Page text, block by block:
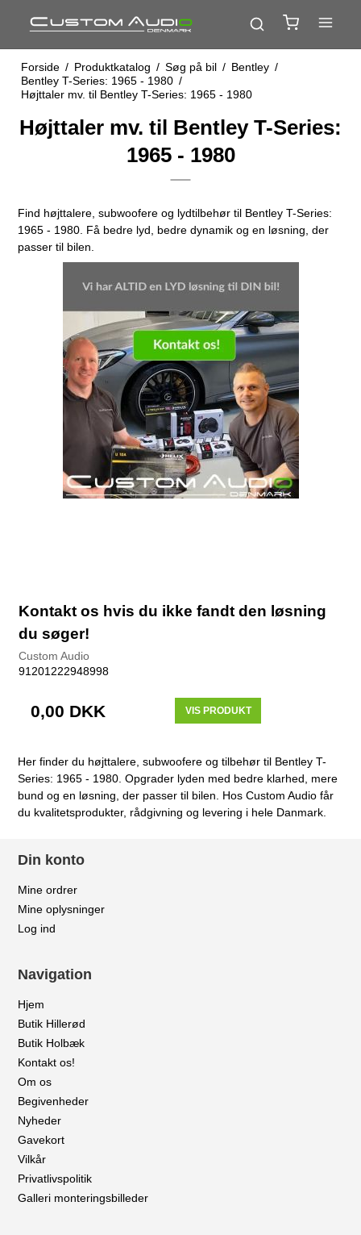
Forside / Produktkatalog / Søg på bil / Bentley /
Bentley T-Series: 1965 - 1980 /
Højttaler mv. til Bentley T-Series: 1965 - 1980
Højttaler mv. til Bentley T-Series:
1965 - 1980
Find højttalere, subwoofere og lydtilbehør til Bentley T-Series:
1965 - 1980. Få bedre lyd, bedre dynamik og en løsning, der
passer til bilen.
Kontakt os hvis du ikke fandt den løsning
du søger!
Custom Audio
91201222948998
0,00 DKK VIS PRODUKT
Her finder du højttalere, subwoofere og tilbehør til Bentley T-
Series: 1965 - 1980. Opgrader lyden med bedre klarhed, mere
bund og en løsning, der passer til bilen. Hos Custom Audio får
du kvalitetsprodukter, rådgivning og levering i hele Danmark.
Din konto
Mine ordrer
Mine oplysninger
Log ind
Navigation
Hjem
Butik Hillerød
Butik Holbæk
Kontakt os!
Om os
Begivenheder
Nyheder
Gavekort
Vilkår
Privatlivspolitik
Galleri monteringsbilleder